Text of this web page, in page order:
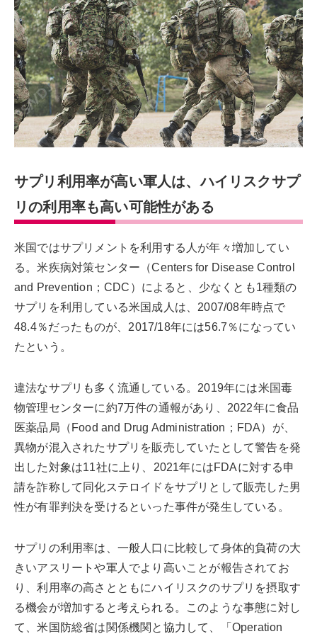
サプリ利用率が高い軍人は、ハイリスクサプ
リの利用率も高い可能性がある
米国ではサプリメントを利用する人が年々増加してい
る。米疾病対策センター（Centers for Disease Control
and Prevention；CDC）によると、少なくとも1種類の
サプリを利用している米国成人は、2007/08年時点で
48.4％だったものが、2017/18年には56.7％になってい
たという。
違法なサプリも多く流通している。2019年には米国毒
物管理センターに約7万件の通報があり、2022年に食品
医薬品局（Food and Drug Administration；FDA）が、
異物が混入されたサプリを販売していたとして警告を発
出した対象は11社に上り、2021年にはFDAに対する申
請を詐称して同化ステロイドをサプリとして販売した男
性が有罪判決を受けるといった事件が発生している。
サプリの利用率は、一般人口に比較して身体的負荷の大
きいアスリートや軍人でより高いことが報告されてお
り、利用率の高さとともにハイリスクのサプリを摂取す
る機会が増加すると考えられる。このような事態に対し
て、米国防総省は関係機関と協力して、「Operation